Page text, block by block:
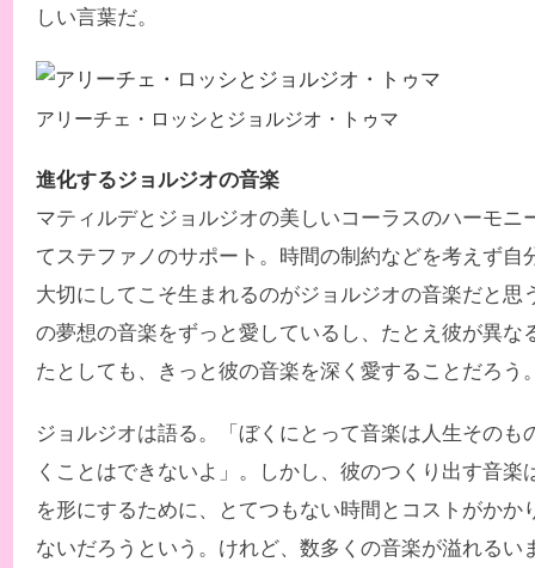
しい言葉だ。
アリーチェ・ロッシとジョルジオ・トゥマ
進化するジョルジオの音楽
マティルデとジョルジオの美しいコーラスのハーモニ
てステファノのサポート。時間の制約などを考えず自
大切にしてこそ生まれるのがジョルジオの音楽だと思
の夢想の音楽をずっと愛しているし、たとえ彼が異な
たとしても、きっと彼の音楽を深く愛することだろう
ジョルジオは語る。「ぼくにとって音楽は人生そのも
くことはできないよ」。しかし、彼のつくり出す音楽
を形にするために、とてつもない時間とコストがかか
ないだろうという。けれど、数多くの音楽が溢れるい